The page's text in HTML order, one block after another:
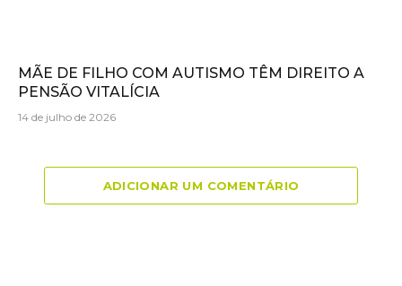
MÃE DE FILHO COM AUTISMO TÊM DIREITO A
PENSÃO VITALÍCIA
14 de julho de 2026
ADICIONAR UM COMENTÁRIO